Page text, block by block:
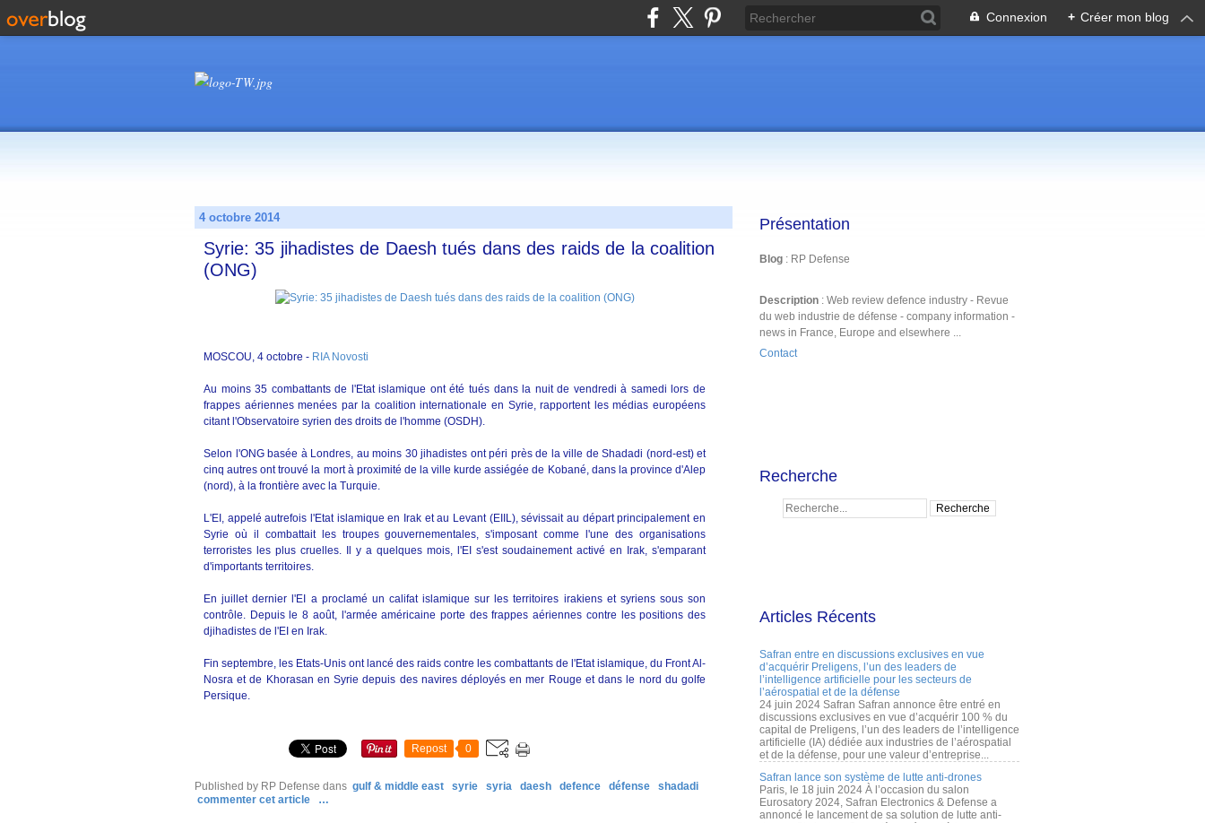
Connexion + Créer mon blog
4 octobre 2014
Syrie: 35 jihadistes de Daesh tués dans des raids de la coalition
(ONG)
MOSCOU, 4 octobre - RIA Novosti
Au moins 35 combattants de l'Etat islamique ont été tués dans la nuit de vendredi à samedi lors de
frappes aériennes menées par la coalition internationale en Syrie, rapportent les médias européens
citant l'Observatoire syrien des droits de l'homme (OSDH).
Selon l'ONG basée à Londres, au moins 30 jihadistes ont péri près de la ville de Shadadi (nord-est) et
cinq autres ont trouvé la mort à proximité de la ville kurde assiégée de Kobané, dans la province d'Alep
(nord), à la frontière avec la Turquie.
L'EI, appelé autrefois l'Etat islamique en Irak et au Levant (EIIL), sévissait au départ principalement en
Syrie où il combattait les troupes gouvernementales, s'imposant comme l'une des organisations
terroristes les plus cruelles. Il y a quelques mois, l'EI s'est soudainement activé en Irak, s'emparant
d'importants territoires.
En juillet dernier l'EI a proclamé un califat islamique sur les territoires irakiens et syriens sous son
contrôle. Depuis le 8 août, l'armée américaine porte des frappes aériennes contre les positions des
djihadistes de l'EI en Irak.
Fin septembre, les Etats-Unis ont lancé des raids contre les combattants de l'Etat islamique, du Front Al-
Nosra et de Khorasan en Syrie depuis des navires déployés en mer Rouge et dans le nord du golfe
Persique.
Repost 0
Published by RP Defense dans gulf & middle east syrie syria daesh defence défense
shadadi
commenter cet article
…
Présentation
Blog : RP Defense
Description : Web review defence industry - Revue
du web industrie de défense - company information -
news in France, Europe and elsewhere ...
Contact
Recherche
Articles Récents
Safran entre en discussions exclusives en vue
d’acquérir Preligens, l’un des leaders de
l’intelligence artificielle pour les secteurs de
l’aérospatial et de la défense
24 juin 2024 Safran Safran annonce être entré en
discussions exclusives en vue d’acquérir 100 % du
capital de Preligens, l’un des leaders de l’intelligence
artificielle (IA) dédiée aux industries de l’aérospatial
et de la défense, pour une valeur d’entreprise...
Safran lance son système de lutte anti-drones
Paris, le 18 juin 2024 À l’occasion du salon
Eurosatory 2024, Safran Electronics & Defense a
annoncé le lancement de sa solution de lutte anti-